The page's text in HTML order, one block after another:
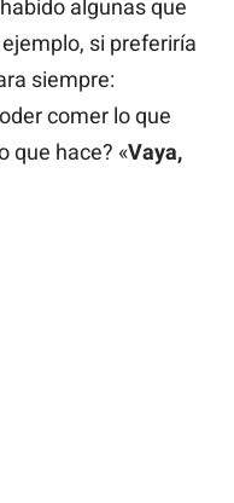
algunas que
si preferiría
siempre:
comer lo que
que hace? «Vaya,